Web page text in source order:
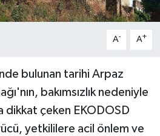
A- A+
bulunan tarihi Arpaz
bakımsızlık nedeniyle
dikkat çeken EKODOSD
yetkililere acil önlem ve